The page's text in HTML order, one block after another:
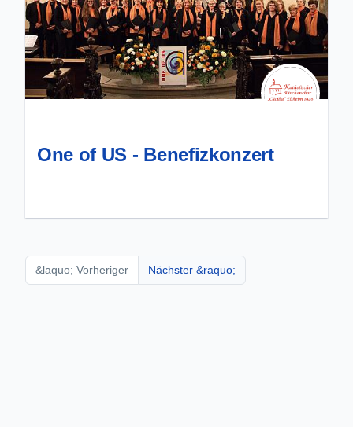
One of US - Benefizkonzert
&laquo; Vorheriger Nächster &raquo;